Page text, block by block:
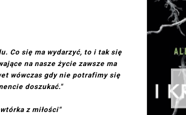
Co się ma wydarzyć, to i tak się
na nasze życie zawsze ma
wówczas gdy nie potrafimy się
doszukać."
z miłości"